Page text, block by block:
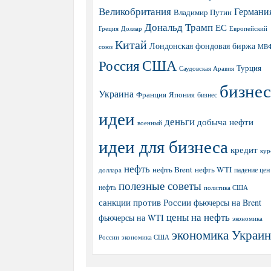
Великобритания Владимир Путин
Греция Доллар Дональд Трамп ЕС Европейский
союз Китай Лондонская фондовая биржа
РоссияСША Саудовская Аравия Турция
Украина Франция Япония бизнес бизнес
идеи военный деньги добыча нефти
идеи для бизнеса кредит
доллара нефть нефть Brent нефть WTI падение
нефть полезные советы политика США
санкции против России фьючерсы на Brent
фьючерсы на WTI цены на нефть экономика
России экономика США экономика